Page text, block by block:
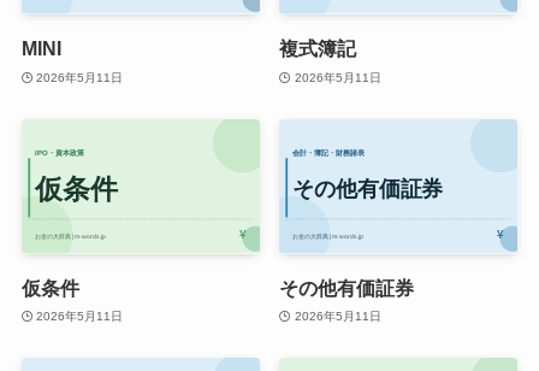
MINI
2026年5月11日
複式簿記
2026年5月11日
仮条件
2026年5月11日
その他有価証券
2026年5月11日